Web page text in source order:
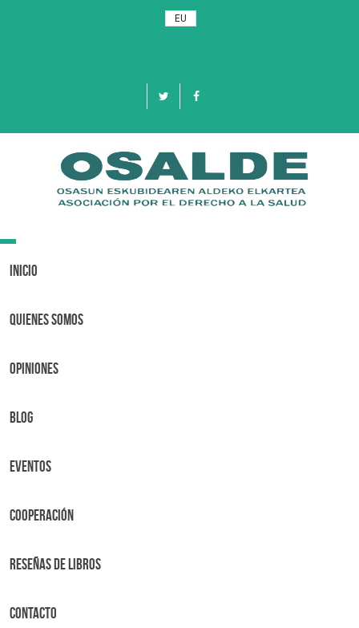
EU
Toggle
Inicio
Quienes Somos
OPINIONES
BLOG
Eventos
Cooperación
Reseñas de libros
Contacto